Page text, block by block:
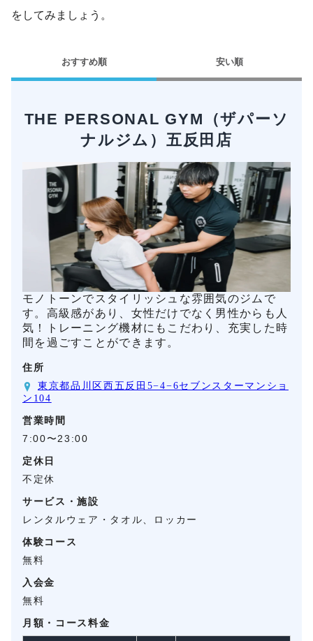
をしてみましょう。
おすすめ順 安い順
THE PERSONAL GYM（ザパーソ
ナルジム）五反田店
モノトーンでスタイリッシュな雰囲気のジムで
す。高級感があり、女性だけでなく男性からも人
気！トレーニング機材にもこだわり、充実した時
間を過ごすことができます。
住所
東京都品川区西五反田5−4−6セブンスターマンショ
ン104
営業時間
7:00〜23:00
定休日
不定休
サービス・施設
レンタルウェア・タオル、ロッカー
体験コース
無料
入会金
無料
月額・コース料金